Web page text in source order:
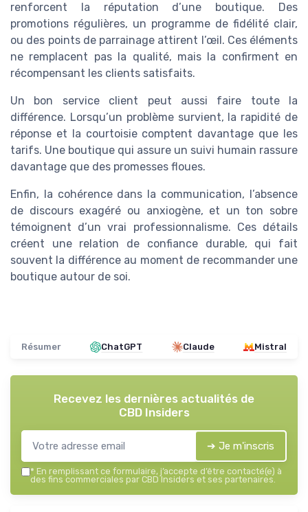
renforcent la réputation d’une boutique. Des
promotions régulières, un programme de fidélité clair,
ou des points de parrainage attirent l’œil. Ces éléments
ne remplacent pas la qualité, mais la confirment en
récompensant les clients satisfaits.
Un bon service client peut aussi faire toute la
différence. Lorsqu’un problème survient, la rapidité de
réponse et la courtoisie comptent davantage que les
tarifs. Une boutique qui assure un suivi humain rassure
davantage que des promesses floues.
Enfin, la cohérence dans la communication, l’absence
de discours exagéré ou anxiogène, et un ton sobre
témoignent d’un vrai professionnalisme. Ces détails
créent une relation de confiance durable, qui fait
souvent la différence au moment de recommander une
boutique autour de soi.
Résumer ChatGPT Claude Mistral
Recevez les dernières actualités de
CBD Insiders
➔ Je m'inscris
* En remplissant ce formulaire, j’accepte d’être contacté(e) à
des fins commerciales par CBD Insiders et ses partenaires.